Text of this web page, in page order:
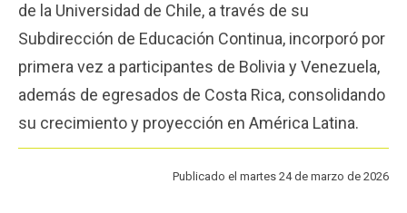
Funcionarios Egresados
de la Universidad de Chile, a través de su
Subdirección de Educación Continua, incorporó por
primera vez a participantes de Bolivia y Venezuela,
además de egresados de Costa Rica, consolidando
su crecimiento y proyección en América Latina.
Publicado el martes 24 de marzo de 2026